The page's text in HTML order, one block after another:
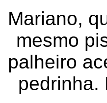
Mariano,
mesmo
palheiro
pedrinha.